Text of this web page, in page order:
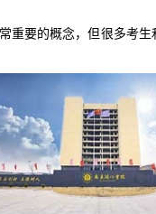
重要的概念，但很多考